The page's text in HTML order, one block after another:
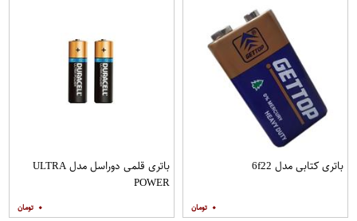
باتری کتابی مدل 6f22
۰
باتری قلمی دوراسل مدل ULTRA
POWER
۰